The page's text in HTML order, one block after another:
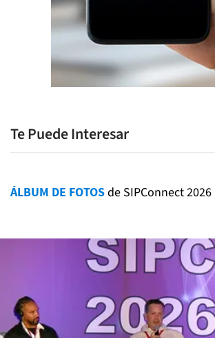
Te Puede Interesar
ÁLBUM DE FOTOSde SIPConnect 2026